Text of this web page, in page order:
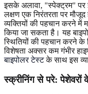
इसके अलावा, "स्पेक्ट्रम" पर
लक्षण एक निरंतरता पर
व्यक्तियों की पहचान करने में
किया जा सकता है। यह
स्थितियों की पहचान करने के
विशेषता अक्सर कम गंभीर
बाइपोलर टेस्टके साथ इस
स्क्रीनिंग से परे: